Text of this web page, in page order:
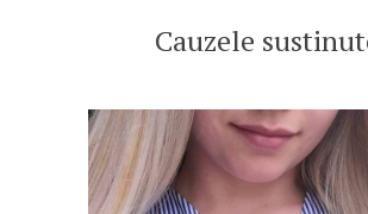
Cauzele